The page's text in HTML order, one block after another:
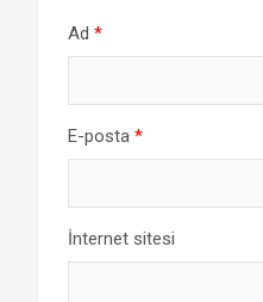
Ad *
E-posta *
İnternet sitesi